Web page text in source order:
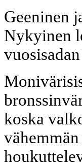
Geeninen
Nykyinen
koska